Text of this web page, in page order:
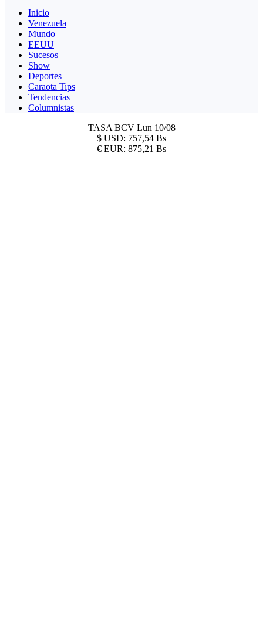
Inicio
Venezuela
Mundo
EEUU
Sucesos
Show
Deportes
Caraota Tips
Tendencias
Columnistas
TASA BCV Lun 10/08
$ USD: 757,54 Bs
€ EUR: 875,21 Bs